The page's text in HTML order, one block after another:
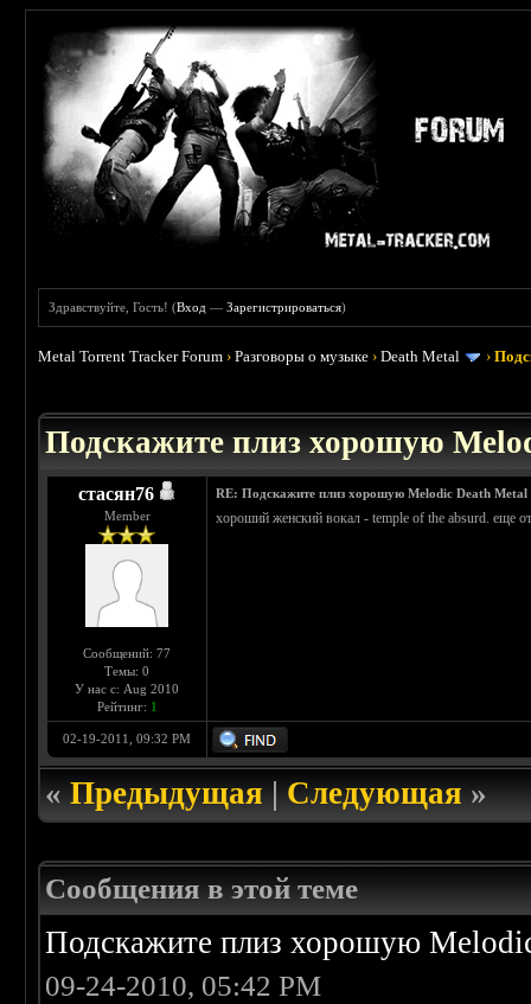
Здравствуйте, Гость! (Вход —Зарегистрироваться)
Metal Torrent Tracker Forum ›Разговоры о музыке ›Death Metal ›
Подскажите плиз хорошую
стасян76
Member
Сообщений: 77
Темы: 0
У нас с: Aug 2010
Рейтинг: 1
RE: Подскажите плиз хорошую Melodic Death Metal
хороший женский вокал - temple of the absurd. еще
02-19-2011, 09:32 PM
«Предыдущая|Следующая»
Сообщения в этой теме
Подскажите плиз хорошую
09-24-2010, 05:42 PM